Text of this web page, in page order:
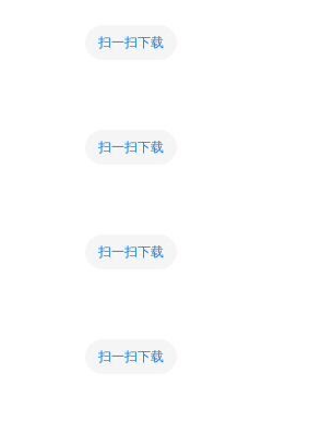
扫一扫下载
扫一扫下载
扫一扫下载
扫一扫下载